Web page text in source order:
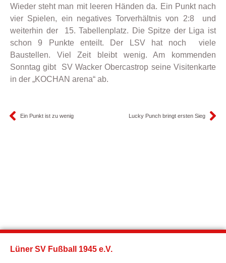
Wieder steht man mit leeren Händen da. Ein Punkt nach
vier Spielen, ein negatives Torverhältnis von 2:8 und
weiterhin der 15. Tabellenplatz. Die Spitze der Liga ist
schon 9 Punkte enteilt. Der LSV hat noch viele
Baustellen. Viel Zeit bleibt wenig. Am kommenden
Sonntag gibt SV Wacker Obercastrop seine Visitenkarte
in der „KOCHAN arena“ ab.
Ein Punkt ist zu wenig Lucky Punch bringt ersten Sieg
Lüner SV Fußball 1945 e.V.